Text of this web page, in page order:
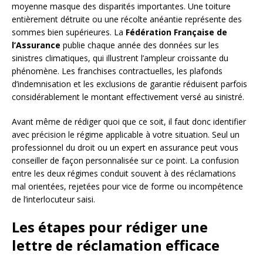
moyenne masque des disparités importantes. Une toiture
entièrement détruite ou une récolte anéantie représente des
sommes bien supérieures. La Fédération Française de
l’Assurance publie chaque année des données sur les
sinistres climatiques, qui illustrent l’ampleur croissante du
phénomène. Les franchises contractuelles, les plafonds
d’indemnisation et les exclusions de garantie réduisent parfois
considérablement le montant effectivement versé au sinistré.
Avant même de rédiger quoi que ce soit, il faut donc identifier
avec précision le régime applicable à votre situation. Seul un
professionnel du droit ou un expert en assurance peut vous
conseiller de façon personnalisée sur ce point. La confusion
entre les deux régimes conduit souvent à des réclamations
mal orientées, rejetées pour vice de forme ou incompétence
de l’interlocuteur saisi.
Les étapes pour rédiger une
lettre de réclamation efficace